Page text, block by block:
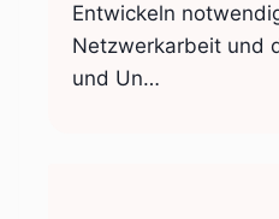
Entwickeln
Netzwerkarbeit und
und Un…